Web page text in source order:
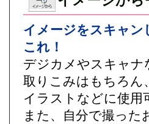
イメージをスキャン
これ！
デジカメやスキャナ
取りこみはもちろん
イラストなどに使用
また、自分で撮った